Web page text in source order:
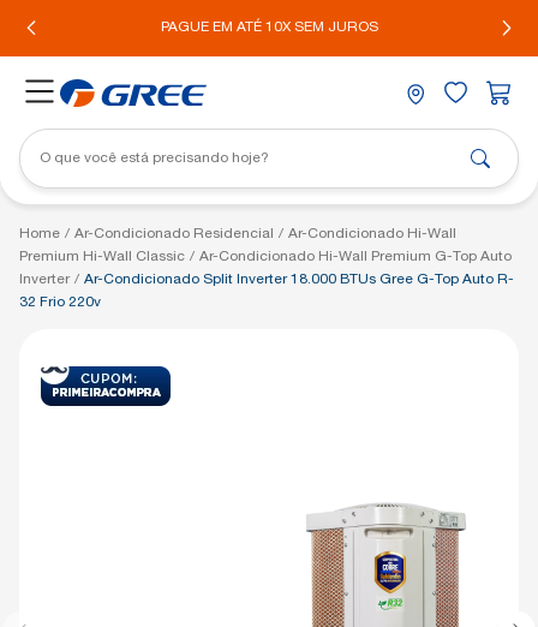
COMPRE PELO WHATSAPP COM ENTREGA PARA TODO BRASIL*
Home / Ar-Condicionado Residencial / Ar-Condicionado Hi-Wall
Premium Hi-Wall Classic / Ar-Condicionado Hi-Wall Premium G-Top Auto
Inverter / Ar-Condicionado Split Inverter 18.000 BTUs Gree G-Top Auto R-
32 Frio 220v